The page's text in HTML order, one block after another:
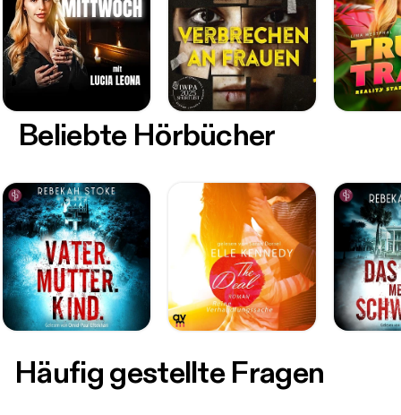
Beliebte Hörbücher
Häufig gestellte Fragen